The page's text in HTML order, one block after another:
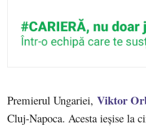
Premierul Ungariei, Viktor
Cluj-Napoca. Acesta ieșise la